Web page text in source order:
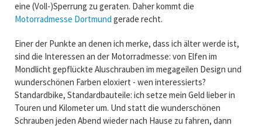
eine (Voll-)Sperrung zu geraten. Daher kommt die
Motorradmesse Dortmund gerade recht.
Einer der Punkte an denen ich merke, dass ich älter werde ist,
sind die Interessen an der Motorradmesse: von Elfen im
Mondlicht gepflückte Aluschrauben im megageilen Design und
wunderschönen Farben eloxiert - wen interessierts?
Standardbike, Standardbauteile: ich setze mein Geld lieber in
Touren und Kilometer um. Und statt die wunderschönen
Schrauben jeden Abend wieder nach Hause zu fahren, dann